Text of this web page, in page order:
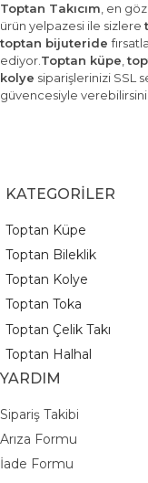
Toptan Takıcım , en
ürün yelpazesi ile sizlere
toptan bijuteride
ediyor. Toptan küpe ,
kolye siparişlerinizi SSL
güvencesiyle
KATEGORİLER
Toptan Küpe
Toptan Bileklik
Toptan Kolye
Toptan Toka
Toptan Çelik Takı
Toptan Halhal
YARDIM
Sipariş Takibi
Arıza Formu
İade Formu